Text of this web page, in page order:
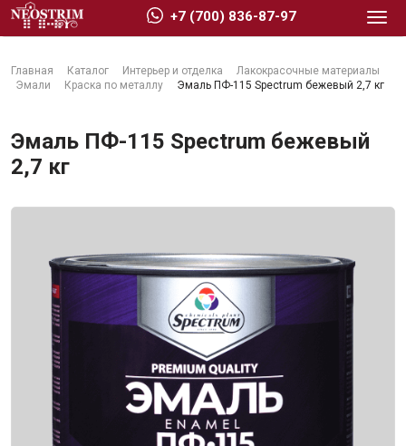
Главная Каталог Интерьер и отделка
Лакокрасочные материалы
Эмали
Краска по металлу Эмаль ПФ-115 Spectrum бежевый 2,7 кг
Эмаль ПФ-115 Spectrum бежевый
2,7 кг
+7 (700) 836-87-97
Изоляционные материалы
Кровельные материалы
Ещё 2
Интерьер и отделка